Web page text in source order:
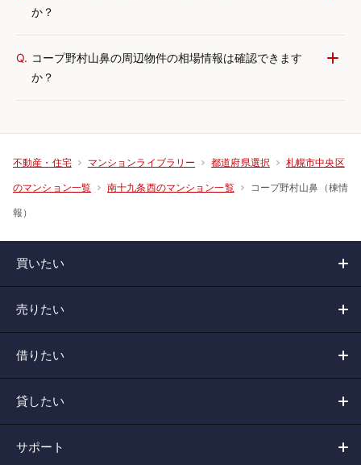
か？
Q. コープ野村山鼻の周辺物件の相場情報は確認できます
か？
不動産・住宅 マンションライブラリー 都道府県選択 札幌市中央区
のマンション一覧 南十九条西のマンション一覧 コープ野村山鼻（棟情
報）
買いたい
売りたい
借りたい
貸したい
サポート